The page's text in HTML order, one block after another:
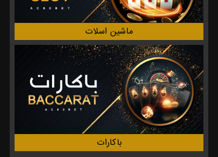
ماشین اسلات
باکارات